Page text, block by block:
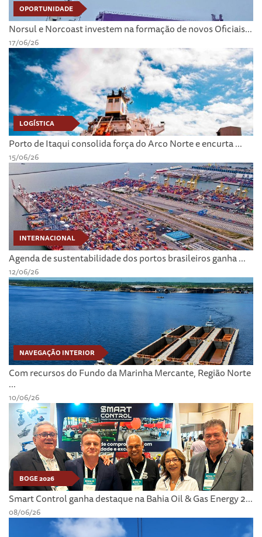
OPORTUNIDADE
Norsul e Norcoast investem na formação de novos Oficiais...
17/06/26
LOGÍSTICA
Porto de Itaqui consolida força do Arco Norte e encurta ...
15/06/26
INTERNACIONAL
Agenda de sustentabilidade dos portos brasileiros ganha ...
12/06/26
NAVEGAÇÃO INTERIOR
Com recursos do Fundo da Marinha Mercante, Região Norte
...
10/06/26
BOGE 2026
Smart Control ganha destaque na Bahia Oil & Gas Energy 2...
08/06/26